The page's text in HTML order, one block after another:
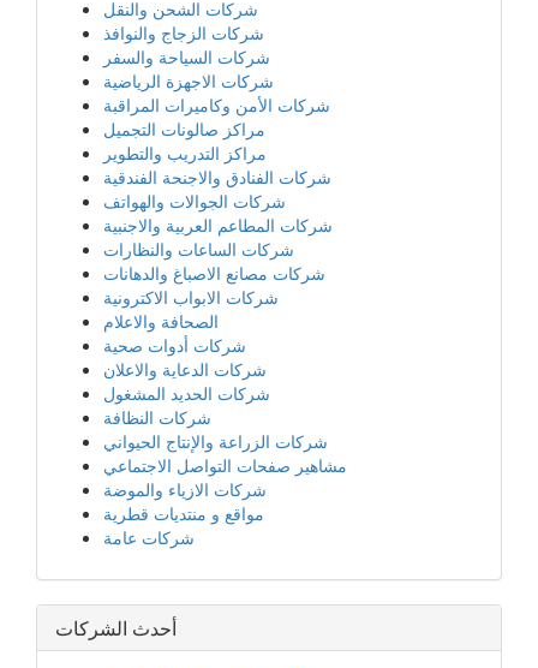
شركات الشحن والنقل
شركات الزجاج والنوافذ
شركات السياحة والسفر
شركات الاجهزة الرياضية
شركات الأمن وكاميرات المراقبة
مراكز صالونات التجميل
مراكز التدريب والتطوير
شركات الفنادق والاجنحة الفندقية
شركات الجوالات والهواتف
شركات المطاعم العربية والاجنبية
شركات الساعات والنظارات
شركات مصانع الاصباغ والدهانات
شركات الابواب الاكترونية
الصحافة والاعلام
شركات أدوات صحية
شركات الدعاية والاعلان
شركات الحديد المشغول
شركات النظافة
شركات الزراعة والإنتاج الحيواني
مشاهير صفحات التواصل الاجتماعي
شركات الازياء والموضة
مواقع و منتديات قطرية
شركات عامة
أحدث الشركات